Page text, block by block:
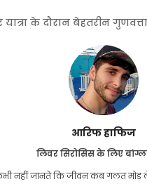
के दौरान बेहतरीन
इशरत जहां
कार्डियोलॉजी के लिए
के साथ साझा किया गया बंधन पुराना